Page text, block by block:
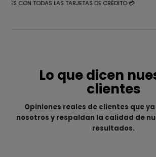
CON TODAS LAS TARJETAS DE CRÉDITO 💳
Lo que dicen
clientes
Opiniones reales de clientes que
nosotros y respaldan la calidad de
resultados.